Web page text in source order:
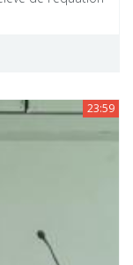
23:59